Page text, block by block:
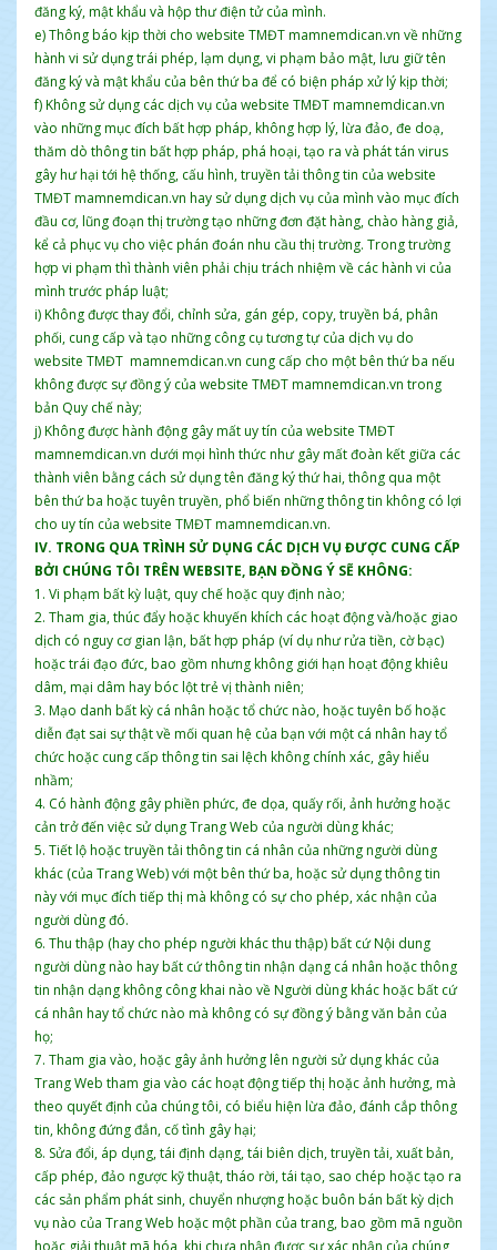
đăng ký, mật khẩu và hộp thư điện tử của mình.
e) Thông báo kịp thời cho website TMĐT mamnemdican.vn về những
hành vi sử dụng trái phép, lạm dụng, vi phạm bảo mật, lưu giữ tên
đăng ký và mật khẩu của bên thứ ba để có biện pháp xử lý kịp thời;
f) Không sử dụng các dịch vụ của website TMĐT mamnemdican.vn
vào những mục đích bất hợp pháp, không hợp lý, lừa đảo, đe doạ,
thăm dò thông tin bất hợp pháp, phá hoại, tạo ra và phát tán virus
gây hư hại tới hệ thống, cấu hình, truyền tải thông tin của website
TMĐT mamnemdican.vn hay sử dụng dịch vụ của mình vào mục đích
đầu cơ, lũng đoạn thị trường tạo những đơn đặt hàng, chào hàng giả,
kể cả phục vụ cho việc phán đoán nhu cầu thị trường. Trong trường
hợp vi phạm thì thành viên phải chịu trách nhiệm về các hành vi của
mình trước pháp luật;
i) Không được thay đổi, chỉnh sửa, gán gép, copy, truyền bá, phân
phối, cung cấp và tạo những công cụ tương tự của dịch vụ do
website TMĐT mamnemdican.vn cung cấp cho một bên thứ ba nếu
không được sự đồng ý của website TMĐT mamnemdican.vn trong
bản Quy chế này;
j) Không được hành động gây mất uy tín của website TMĐT
mamnemdican.vn dưới mọi hình thức như gây mất đoàn kết giữa các
thành viên bằng cách sử dụng tên đăng ký thứ hai, thông qua một
bên thứ ba hoặc tuyên truyền, phổ biến những thông tin không có lợi
cho uy tín của website TMĐT mamnemdican.vn.
IV. TRONG QUA TRÌNH SỬ DỤNG CÁC DỊCH VỤ ĐƯỢC CUNG CẤP
BỞI CHÚNG TÔI TRÊN WEBSITE, BẠN ĐỒNG Ý SẼ KHÔNG:
1. Vi phạm bất kỳ luật, quy chế hoặc quy định nào;
2. Tham gia, thúc đẩy hoặc khuyến khích các hoạt động và/hoặc giao
dịch có nguy cơ gian lận, bất hợp pháp (ví dụ như rửa tiền, cờ bạc)
hoặc trái đạo đức, bao gồm nhưng không giới hạn hoạt động khiêu
dâm, mại dâm hay bóc lột trẻ vị thành niên;
3. Mạo danh bất kỳ cá nhân hoặc tổ chức nào, hoặc tuyên bố hoặc
diễn đạt sai sự thật về mối quan hệ của bạn với một cá nhân hay tổ
chức hoặc cung cấp thông tin sai lệch không chính xác, gây hiểu
nhầm;
4. Có hành động gây phiền phức, đe dọa, quấy rối, ảnh hưởng hoặc
cản trở đến việc sử dụng Trang Web của người dùng khác;
5. Tiết lộ hoặc truyền tải thông tin cá nhân của những người dùng
khác (của Trang Web) với một bên thứ ba, hoặc sử dụng thông tin
này với mục đích tiếp thị mà không có sự cho phép, xác nhận của
người dùng đó.
6. Thu thập (hay cho phép người khác thu thập) bất cứ Nội dung
người dùng nào hay bất cứ thông tin nhận dạng cá nhân hoặc thông
tin nhận dạng không công khai nào về Người dùng khác hoặc bất cứ
cá nhân hay tổ chức nào mà không có sự đồng ý bằng văn bản của
họ;
7. Tham gia vào, hoặc gây ảnh hưởng lên người sử dụng khác của
Trang Web tham gia vào các hoạt động tiếp thị hoặc ảnh hưởng, mà
theo quyết định của chúng tôi, có biểu hiện lừa đảo, đánh cắp thông
tin, không đứng đắn, cố tình gây hại;
8. Sửa đổi, áp dụng, tái định dạng, tái biên dịch, truyền tải, xuất bản,
cấp phép, đảo ngược kỹ thuật, tháo rời, tái tạo, sao chép hoặc tạo ra
các sản phẩm phát sinh, chuyển nhượng hoặc buôn bán bất kỳ dịch
vụ nào của Trang Web hoặc một phần của trang, bao gồm mã nguồn
hoặc giải thuật mã hóa, khi chưa nhận được sự xác nhận của chúng